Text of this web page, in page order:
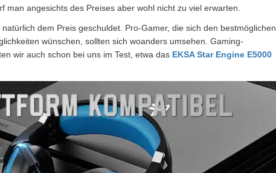
man angesichts des Preises aber wohl nicht zu viel erwarten.
dem Preis geschuldet. Pro-Gamer, die sich den bestmöglichen
wünschen, sollten sich woanders umsehen. Gaming-
wir auch schon bei uns im Test, etwa das EKSA Star Engine E5000